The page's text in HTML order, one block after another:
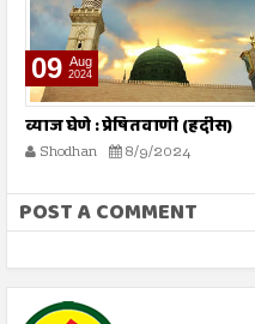
26 Jul
2024
मोजमापात तफावत करणे :
प्रेषितवाणी (हदीस)
POST A COMMENT